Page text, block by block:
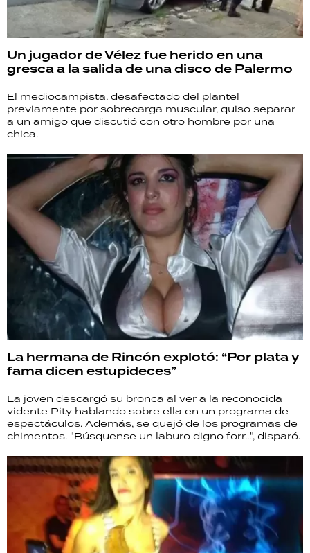
Un jugador de Vélez fue herido en una
gresca a la salida de una disco de Palermo
El mediocampista, desafectado del plantel
previamente por sobrecarga muscular, quiso separar
a un amigo que discutió con otro hombre por una
chica.
La hermana de Rincón explotó: “Por plata y
fama dicen estupideces”
La joven descargó su bronca al ver a la reconocida
vidente Pity hablando sobre ella en un programa de
espectáculos. Además, se quejó de los programas de
chimentos. "Búsquense un laburo digno forr...", disparó.